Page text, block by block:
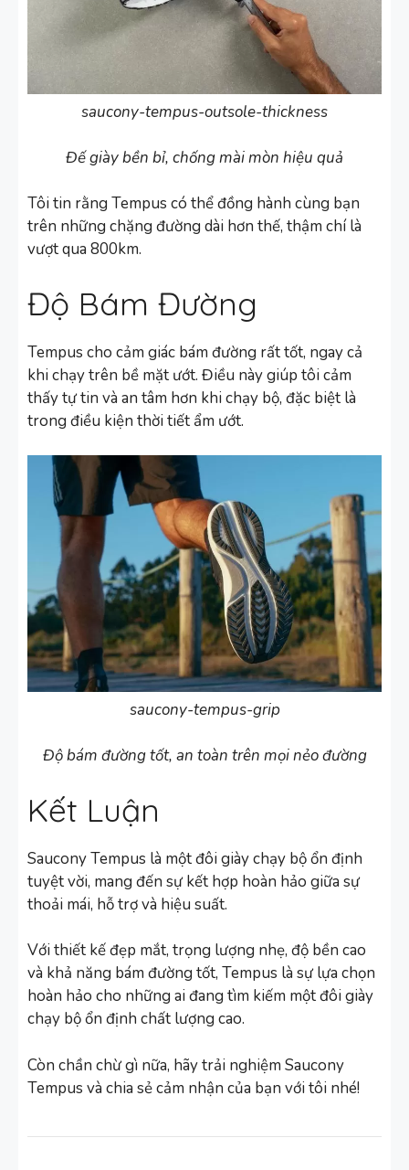
saucony-tempus-outsole-thickness
Đế giày bền bỉ, chống mài mòn hiệu quả
Tôi tin rằng Tempus có thể đồng hành cùng bạn
trên những chặng đường dài hơn thế, thậm chí là
vượt qua 800km.
Độ Bám Đường
Tempus cho cảm giác bám đường rất tốt, ngay cả
khi chạy trên bề mặt ướt. Điều này giúp tôi cảm
thấy tự tin và an tâm hơn khi chạy bộ, đặc biệt là
trong điều kiện thời tiết ẩm ướt.
saucony-tempus-grip
Độ bám đường tốt, an toàn trên mọi nẻo đường
Kết Luận
Saucony Tempus là một đôi giày chạy bộ ổn định
tuyệt vời, mang đến sự kết hợp hoàn hảo giữa sự
thoải mái, hỗ trợ và hiệu suất.
Với thiết kế đẹp mắt, trọng lượng nhẹ, độ bền cao
và khả năng bám đường tốt, Tempus là sự lựa chọn
hoàn hảo cho những ai đang tìm kiếm một đôi giày
chạy bộ ổn định chất lượng cao.
Còn chần chừ gì nữa, hãy trải nghiệm Saucony
Tempus và chia sẻ cảm nhận của bạn với tôi nhé!